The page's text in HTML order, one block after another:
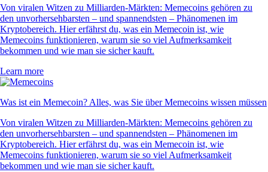
Von viralen Witzen zu Milliarden-Märkten: Memecoins gehören zu
den unvorhersehbarsten – und spannendsten – Phänomenen im
Kryptobereich. Hier erfährst du, was ein Memecoin ist, wie
Memecoins funktionieren, warum sie so viel Aufmerksamkeit
bekommen und wie man sie sicher kauft.
Learn more
Was ist ein Memecoin? Alles, was Sie über Memecoins wissen müssen
Von viralen Witzen zu Milliarden-Märkten: Memecoins gehören zu
den unvorhersehbarsten – und spannendsten – Phänomenen im
Kryptobereich. Hier erfährst du, was ein Memecoin ist, wie
Memecoins funktionieren, warum sie so viel Aufmerksamkeit
bekommen und wie man sie sicher kauft.